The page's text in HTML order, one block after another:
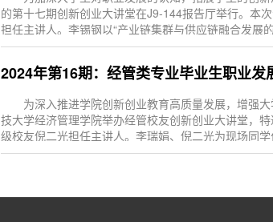
的第十七期创新创业大讲堂在J9-144报告厅举行。本
担任主讲人。李锡钢以“产业链集群与供应链融合发展
析了中...
2024年第16期：经管类专业毕业生职业发
为深入推进学院创新创业教育高质量发展，增强
技大学经济管理学院举办经管校友创新创业大讲堂，
级校友倪二光担任主讲人。李瑞娟、倪二光为现场同学
创...